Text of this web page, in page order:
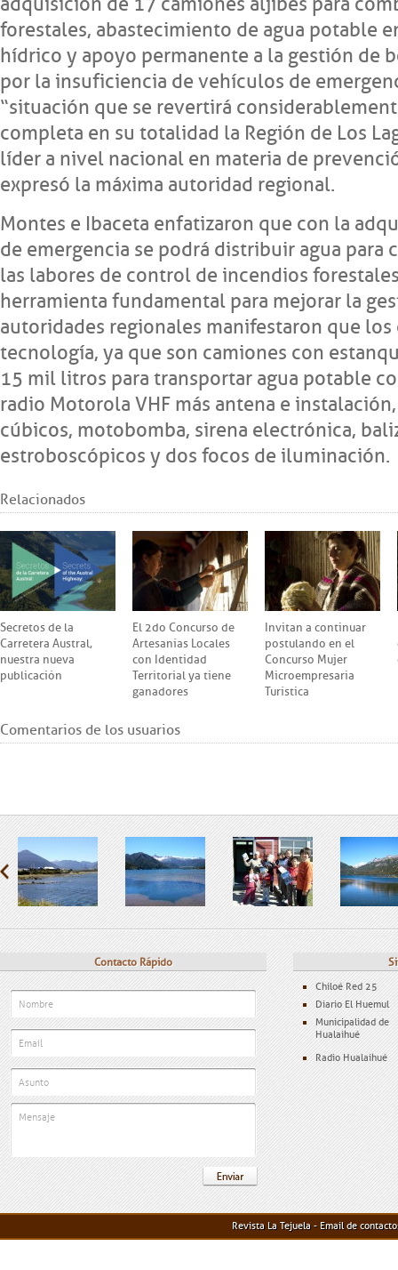
forestales, abastecimiento de agua potable
hídrico y apoyo permanente a la gestión de
por la insuficiencia de vehículos de
“situación que se revertirá
completa en su totalidad la Región de Los
líder a nivel nacional en materia de
expresó la máxima autoridad regional.
Montes e Ibaceta enfatizaron que con la
de emergencia se podrá distribuir agua para
las labores de control de incendios
herramienta fundamental para mejorar la
autoridades regionales manifestaron que
tecnología, ya que son camiones con
15 mil litros para transportar agua potable
radio Motorola VHF más antena e
cúbicos, motobomba, sirena electrónica,
estroboscópicos y dos focos de iluminación.
Relacionados
Secretos de la
Carretera Austral,
nuestra nueva
publicación
El 2do Concurso de
Artesanías Locales
con Identidad
Territorial ya tiene
ganadores
Invitan a continuar
postulando en el
Concurso Mujer
Microempresaria
Turística
Comentarios de los usuarios
Contacto Rápido
Chiloé Red 25
Diario El Huemul
Municipalidad de
Hualaihué
Radio Hualaihué
Revista La Tejuela - Email de